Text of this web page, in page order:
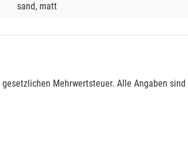
sand, matt
Mehrwertsteuer. Alle Angaben